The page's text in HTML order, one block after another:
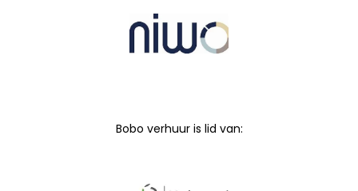
Bobo verhuur is lid van: